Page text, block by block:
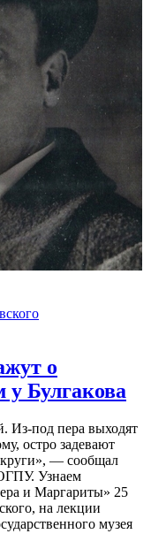
о
Булгакова
Из-под пера выходят
остро задевают
— сообщал
Узнаем
и Маргариты» 25
на лекции
музея